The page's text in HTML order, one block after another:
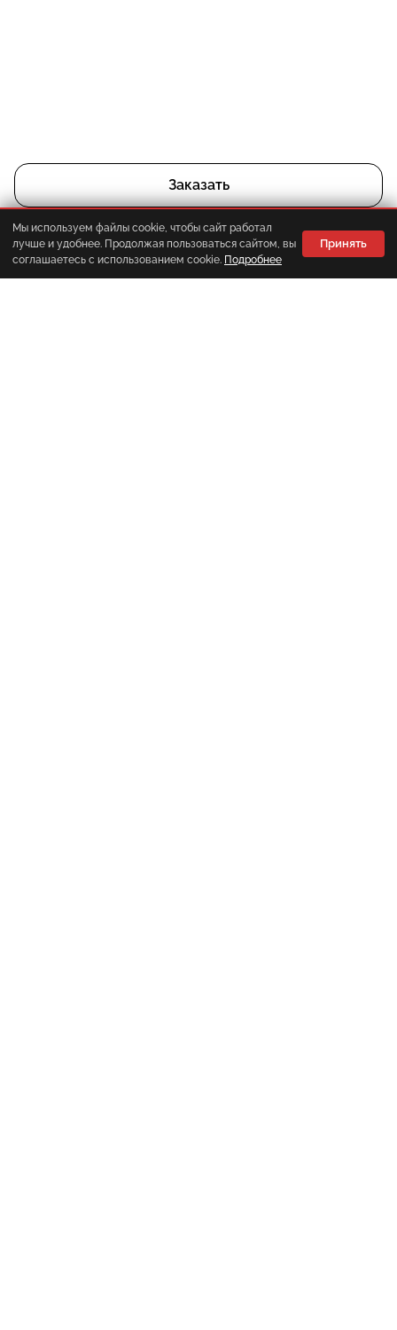
Заказать
Главная Корзина Меню
Мы используем файлы cookie, чтобы сайт работал
лучше и удобнее. Продолжая пользоваться сайтом, вы
соглашаетесь с использованием cookie. Подробнее
Принять